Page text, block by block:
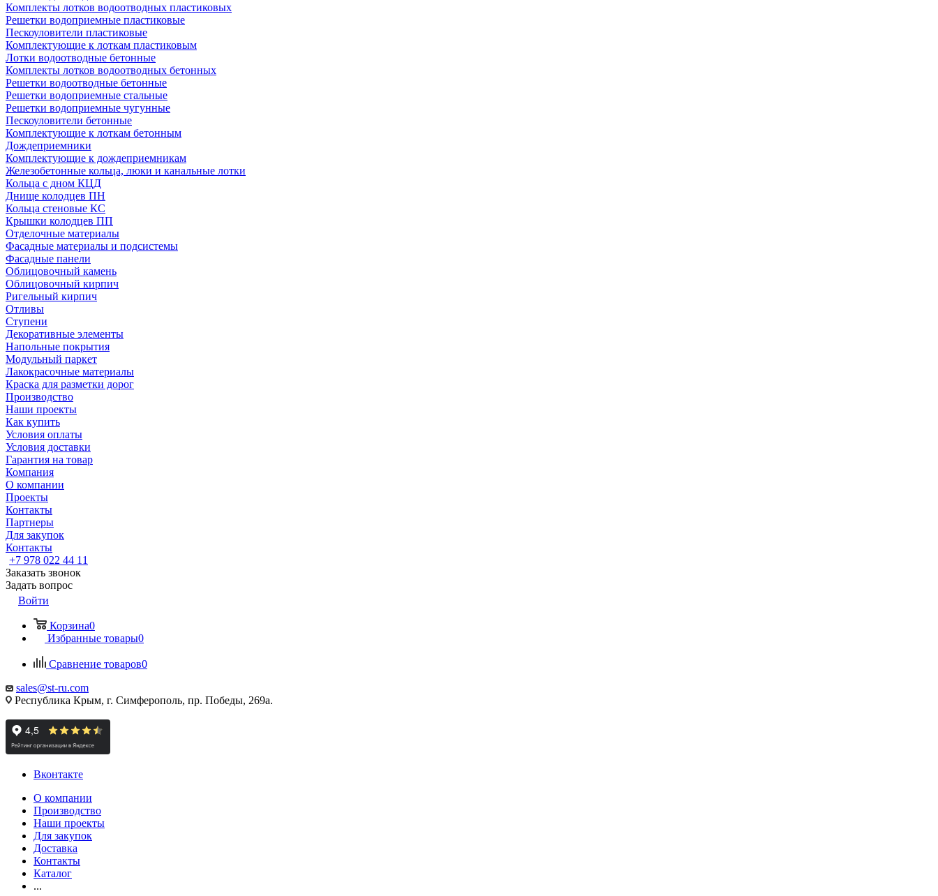
Комплекты лотков водоотводных пластиковых
Решетки водоприемные пластиковые
Пескоуловители пластиковые
Комплектующие к лоткам пластиковым
Лотки водоотводные бетонные
Комплекты лотков водоотводных бетонных
Решетки водоотводные бетонные
Решетки водоприемные стальные
Решетки водоприемные чугунные
Пескоуловители бетонные
Комплектующие к лоткам бетонным
Дождеприемники
Комплектующие к дождеприемникам
Железобетонные кольца, люки и канальные лотки
Кольца с дном КЦД
Днище колодцев ПН
Кольца стеновые КС
Крышки колодцев ПП
Отделочные материалы
Фасадные материалы и подсистемы
Фасадные панели
Облицовочный камень
Облицовочный кирпич
Ригельный кирпич
Отливы
Ступени
Декоративные элементы
Напольные покрытия
Модульный паркет
Лакокрасочные материалы
Краска для разметки дорог
Производство
Наши проекты
Как купить
Условия оплаты
Условия доставки
Гарантия на товар
Компания
О компании
Проекты
Контакты
Партнеры
Для закупок
Контакты
+7 978 022 44 11
Заказать звонок
Задать вопрос
Войти
Корзина0
Избранные товары0
Сравнение товаров0
sales@st-ru.com
Республика Крым, г. Симферополь, пр. Победы, 269а.
Вконтакте
О компании
Производство
Наши проекты
Для закупок
Доставка
Контакты
Каталог
...